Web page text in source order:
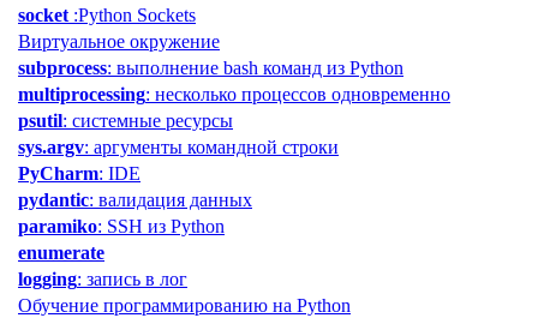
socket :Python Sockets
Виртуальное окружение
subprocess: выполнение bash команд из Python
multiprocessing: несколько процессов одновременно
psutil: cистемные ресурсы
sys.argv: аргументы командной строки
PyCharm: IDE
pydantic: валидация данных
paramiko: SSH из Python
enumerate
logging: запись в лог
Обучение программированию на Python